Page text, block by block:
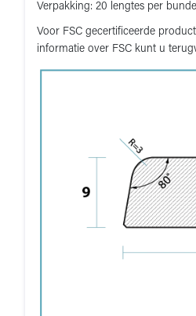
Verpakking: 20 lengtes per
Voor FSC gecertificeerde
informatie over FSC kunt u